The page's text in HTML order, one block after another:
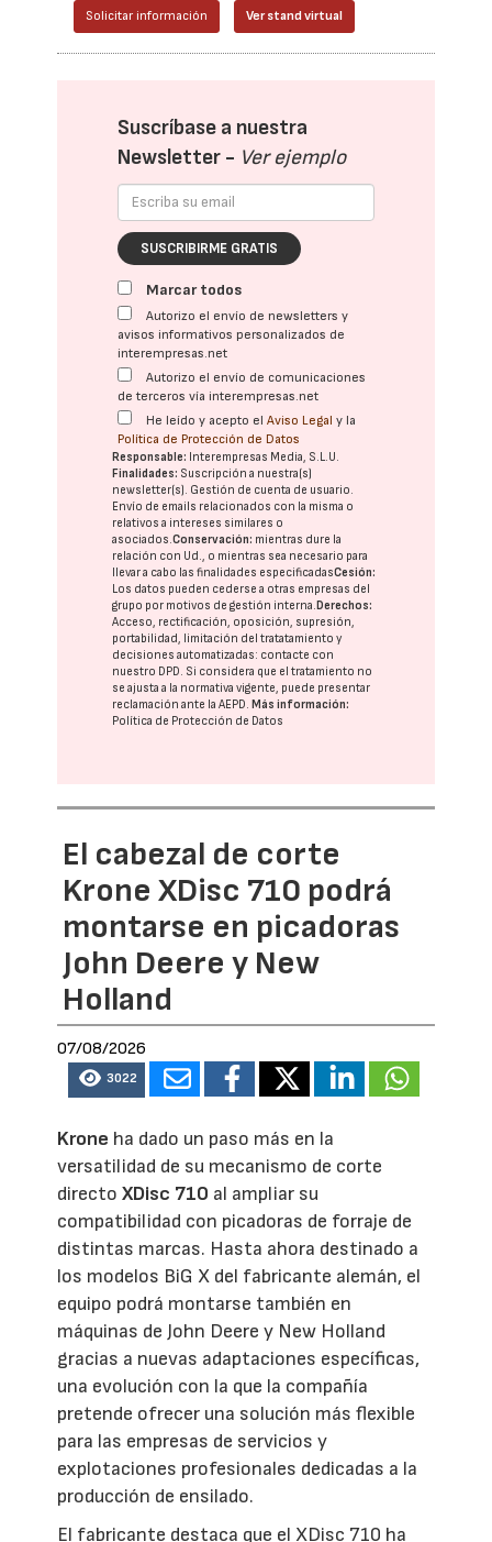
Solicitar información Ver stand virtual
Suscríbase a nuestra
Newsletter - Ver ejemplo
SUSCRIBIRME GRATIS
Marcar todos
Autorizo el envío de newsletters y
avisos informativos personalizados de
interempresas.net
Autorizo el envío de comunicaciones
de terceros vía interempresas.net
He leído y acepto elAviso Legal y la
Política de Protección de Datos
Responsable: Interempresas Media, S.L.U.
Finalidades: Suscripción a nuestra(s)
newsletter(s). Gestión de cuenta de usuario.
Envío de emails relacionados con la misma o
relativos a intereses similares o
asociados.Conservación: mientras dure la
relación con Ud., o mientras sea necesario para
llevar a cabo las finalidades especificadasCesión:
Los datos pueden cederse a otras empresas del
grupo por motivos de gestión interna.Derechos:
Acceso, rectificación, oposición, supresión,
portabilidad, limitación del tratatamiento y
decisiones automatizadas: contacte con
nuestro DPD . Si considera que el tratamiento no
se ajusta a la normativa vigente, puede presentar
reclamación ante laAEPD .Más información:
Política de Protección de Datos
El cabezal de corte
Krone XDisc 710 podrá
montarse en picadoras
John Deere y New
Holland
07/08/2026
3022
Krone ha dado un paso más en la
versatilidad de su mecanismo de corte
directoXDisc 710 al ampliar su
compatibilidad con picadoras de forraje de
distintas marcas. Hasta ahora destinado a
los modelos BiG X del fabricante alemán, el
equipo podrá montarse también en
máquinas de John Deere y New Holland
gracias a nuevas adaptaciones específicas,
una evolución con la que la compañía
pretende ofrecer una solución más flexible
para las empresas de servicios y
explotaciones profesionales dedicadas a la
producción de ensilado.
El fabricante destaca que el XDisc 710 ha